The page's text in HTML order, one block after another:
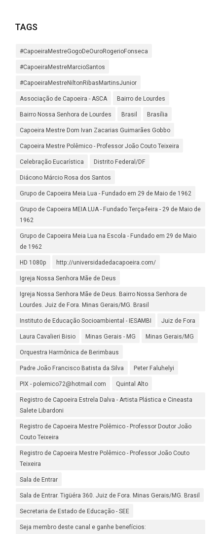
TAGS
#CapoeiraMestreGogoDeOuroRogerioFonseca
#CapoeiraMestreMarcioSantos
#CapoeiraMestreNiltonRibasMartinsJunior
Associação de Capoeira - ASCA Bairro de Lourdes
Bairro Nossa Senhora de Lourdes Brasil Brasília
Capoeira Mestre Dom Ivan Zacarias Guimarães Gobbo
Capoeira Mestre Polêmico - Professor João Couto Teixeira
Celebração Eucarística Distrito Federal/DF
Diácono Márcio Rosa dos Santos
Grupo de Capoeira Meia Lua - Fundado em 29 de Maio de 1962
Grupo de Capoeira MEIA LUA - Fundado Terça-feira - 29 de Maio de
1962
Grupo de Capoeira Meia Lua na Escola - Fundado em 29 de Maio
de 1962
HD 1080p http://universidadedacapoeira.com/
Igreja Nossa Senhora Mãe de Deus
Igreja Nossa Senhora Mãe de Deus. Bairro Nossa Senhora de
Lourdes. Juiz de Fora. Minas Gerais/MG. Brasil
Instituto de Educação Socioambiental - IESAMBI Juiz de Fora
Laura Cavalieri Bisio Minas Gerais - MG Minas Gerais/MG
Orquestra Harmônica de Berimbaus
Padre João Francisco Batista da Silva Peter Faluhelyi
PIX - polemico72@hotmail.com Quintal Alto
Registro de Capoeira Estrela Dalva - Artista Plástica e Cineasta
Salete Libardoni
Registro de Capoeira Mestre Polêmico - Professor Doutor João
Couto Teixeira
Registro de Capoeira Mestre Polêmico - Professor João Couto
Teixeira
Sala de Entrar
Sala de Entrar. Tigüéra 360. Juiz de Fora. Minas Gerais/MG. Brasil
Secretaria de Estado de Educação - SEE
Seja membro deste canal e ganhe benefícios: